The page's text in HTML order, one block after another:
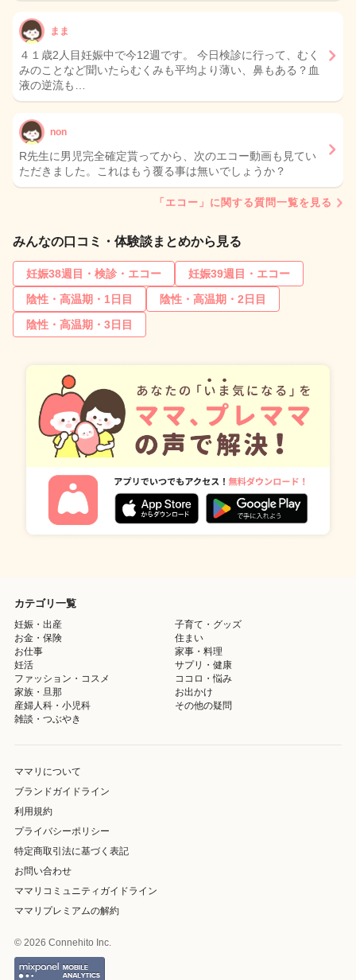
まま
４１歳2人目妊娠中で今12週です。 今日検診に行って、むく
みのことなど聞いたらむくみも平均より薄い、鼻もある？血
液の逆流も…
non
R先生に男児完全確定貰ってから、次のエコー動画も見てい
ただきました。これはもう覆る事は無いでしょうか？
「エコー」に関する質問一覧を見る
みんなの口コミ・体験談まとめから見る
妊娠38週目・検診・エコー
妊娠39週目・エコー
陰性・高温期・1日目
陰性・高温期・2日目
陰性・高温期・3日目
カテゴリ一覧
妊娠・出産
子育て・グッズ
お金・保険
住まい
お仕事
家事・料理
妊活
サプリ・健康
ファッション・コスメ
ココロ・悩み
家族・旦那
お出かけ
産婦人科・小児科
その他の疑問
雑談・つぶやき
ママリについて
ブランドガイドライン
利用規約
プライバシーポリシー
特定商取引法に基づく表記
お問い合わせ
ママリコミュニティガイドライン
ママリプレミアムの解約
© 2026 Connehito Inc.